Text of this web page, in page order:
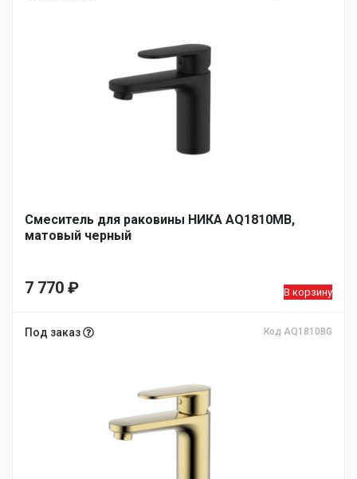
Смеситель для раковины НИКА AQ1810MB,
матовый черный
7 770 ₽ В корзину
Под заказ Код AQ1810BG